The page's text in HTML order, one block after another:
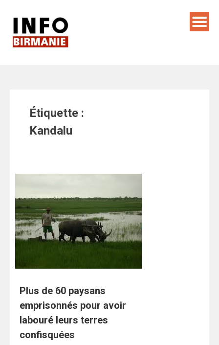
Étiquette :
Kandalu
Plus de 60 paysans
emprisonnés pour avoir
labouré leurs terres
confisquées